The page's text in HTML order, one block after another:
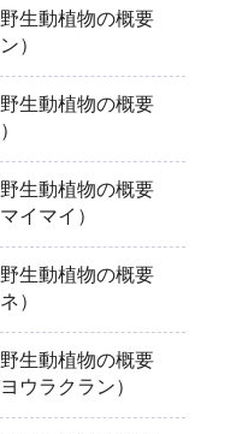
生動植物の概要
）
生動植物の概要
生動植物の概要
イマイ）
生動植物の概要
）
生動植物の概要
ウラクラン）